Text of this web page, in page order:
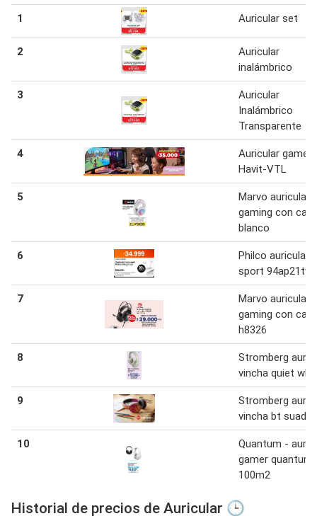
1 Auricular set
2
Auricular
inalámbrico
3
Auricular
Inalámbrico
Transparente
4
Auricular gamer
Havit-VTL
5
Marvo auricular
gaming con
blanco
6
Philco auricular
sport
7
Marvo auricular
gaming con
h8326
8
Stromberg
vincha quiet
9
Stromberg
vincha bt suad
10
Quantum -
gamer quantum
100m2
Historial de precios de Auricular 🕒